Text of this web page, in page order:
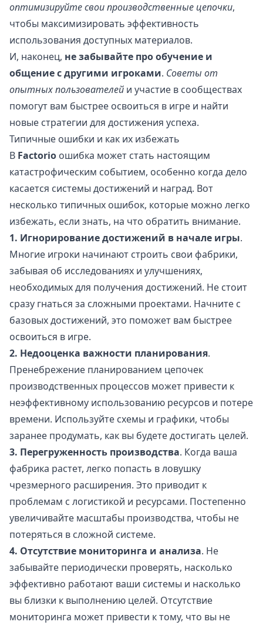
оптимизируйте свои производственные цепочки,
чтобы максимизировать эффективность
использования доступных материалов.
И, наконец, не забывайте про обучение и
общение с другими игроками. Советы от
опытных пользователей и участие в сообществах
помогут вам быстрее освоиться в игре и найти
новые стратегии для достижения успеха.
Типичные ошибки и как их избежать
В Factorio ошибка может стать настоящим
катастрофическим событием, особенно когда дело
касается системы достижений и наград. Вот
несколько типичных ошибок, которые можно легко
избежать, если знать, на что обратить внимание.
1. Игнорирование достижений в начале игры.
Многие игроки начинают строить свои фабрики,
забывая об исследованиях и улучшениях,
необходимых для получения достижений. Не стоит
сразу гнаться за сложными проектами. Начните с
базовых достижений, это поможет вам быстрее
освоиться в игре.
2. Недооценка важности планирования.
Пренебрежение планированием цепочек
производственных процессов может привести к
неэффективному использованию ресурсов и потере
времени. Используйте схемы и графики, чтобы
заранее продумать, как вы будете достигать целей.
3. Перегруженность производства. Когда ваша
фабрика растет, легко попасть в ловушку
чрезмерного расширения. Это приводит к
проблемам с логистикой и ресурсами. Постепенно
увеличивайте масштабы производства, чтобы не
потеряться в сложной системе.
4. Отсутствие мониторинга и анализа. Не
забывайте периодически проверять, насколько
эффективно работают ваши системы и насколько
вы близки к выполнению целей. Отсутствие
мониторинга может привести к тому, что вы не